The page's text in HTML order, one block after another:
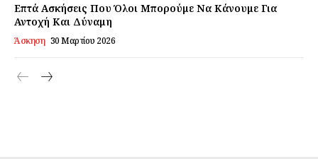
Επτά Ασκήσεις Που Όλοι Μπορούμε Να Κάνουμε Για
Αντοχή Και Δύναμη
Άσκηση 30 Μαρτίου 2026